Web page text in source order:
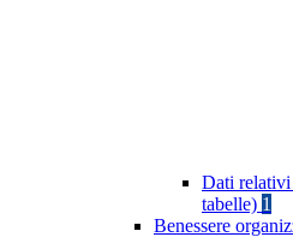
Dati relativi
tabelle) 1
Benessere